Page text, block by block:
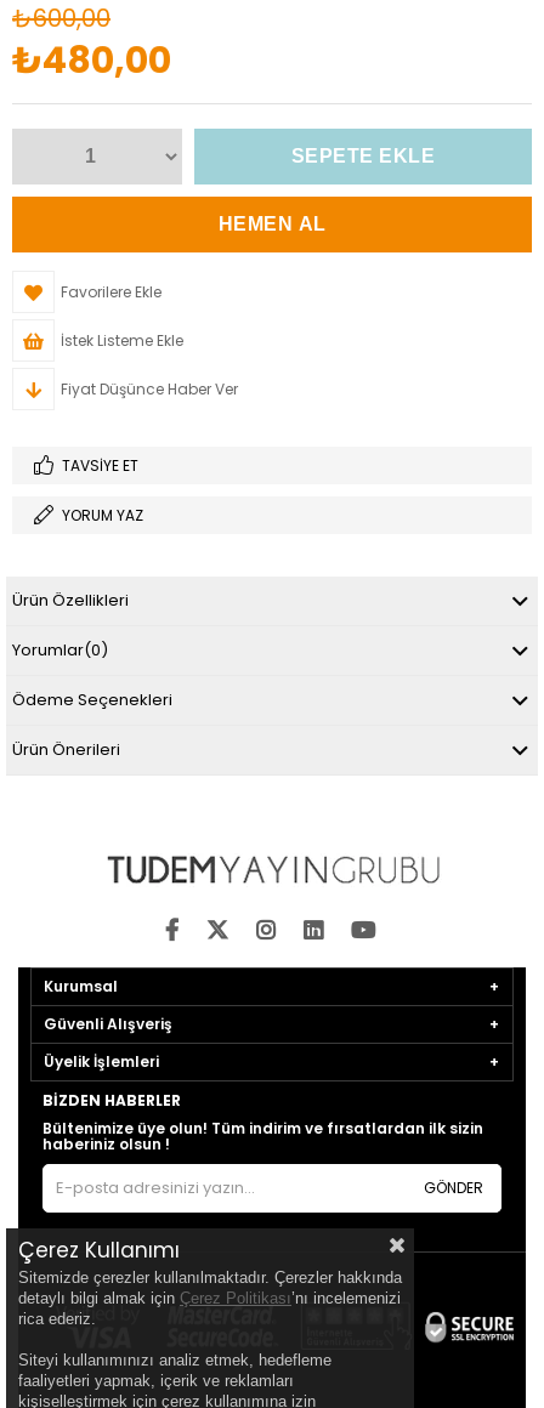
₺600,00
₺480,00
Favorilere Ekle
İstek Listeme Ekle
Fiyat Düşünce Haber Ver
TAVSIYE ET
YORUM YAZ
Ürün Özellikleri
Yorumlar(0)
Ödeme Seçenekleri
Ürün Önerileri
Kurumsal
Güvenli Alışveriş
Üyelik İşlemleri
BIZDEN HABERLER
Bültenimize üye olun! Tüm indirim ve fırsatlardan ilk sizin
haberiniz olsun !
GÖNDER
Çerez Kullanımı
Sitemizde çerezler kullanılmaktadır. Çerezler hakkında
detaylı bilgi almak için Çerez Politikası’nı incelemenizi
rica ederiz.
Siteyi kullanımınızı analiz etmek, hedefleme
faaliyetleri yapmak, içerik ve reklamları
kişiselleştirmek için çerez kullanımına izin